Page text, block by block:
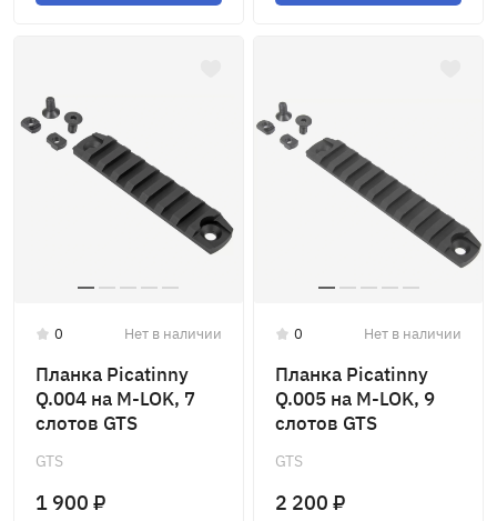
0
Планка Picatinny
Q.004 на M-LOK, 7
слотов GTS
GTS
1 900 ₽
Нет в наличии 0
Планка Picatinny
Q.005 на M-LOK, 9
слотов GTS
GTS
2 200 ₽
Нет в наличии